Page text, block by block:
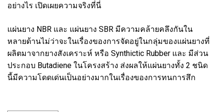
อย่างไร เปิดเผยความจริงที่นี่
แผ่นยาง NBR และ แผ่นยาง SBR มีความคล้ายคลึงกันใน
หลายด้านไม่ว่าจะในเรื่องของการจัดอยู่ในกลุ่มของแผ่นยางที่
ผลิตมาจากยางสังเคราะห์ หรือ Synthictic Rubber และ มีส่วน
ประกอบ Butadiene ในโครงสร้าง ส่งผลให้แผ่นยางทั้ง 2 ชนิด
นี้มีความโดดเด่นเป็นอย่างมากในเรื่องของการทนการสึก